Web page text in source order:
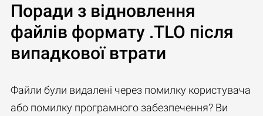
Поради з відновлення
файлів формату .TLO після
випадкової втрати
Файли були видалені через помилку користувача
або помилку програмного забезпечення? Ви